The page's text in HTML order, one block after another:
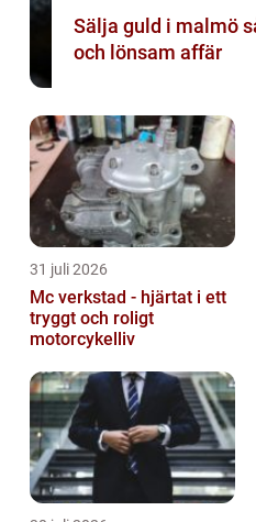
Sälja guld i malmö så gör du en trygg
och lönsam affär
31 juli 2026
Mc verkstad - hjärtat i ett
tryggt och roligt
motorcykelliv